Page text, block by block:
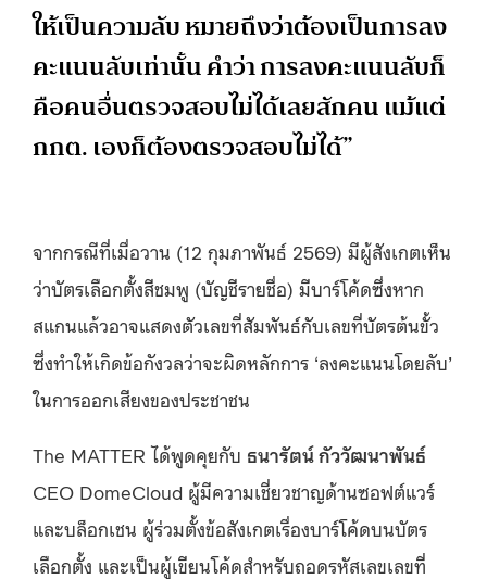
ให้เป็นความลับ หมายถึงว่าต้องเป็นการลง
คะแนนลับเท่านั้น คําว่า การลงคะแนนลับก็
คือคนอื่นตรวจสอบไม่ได้เลยสักคน แม้แต่
กกต. เองก็ต้องตรวจสอบไม่ได้”
จากกรณีที่เมื่อวาน (12 กุมภาพันธ์ 2569) มีผู้สังเกตเห็น
ว่าบัตรเลือกตั้งสีชมพู (บัญชีรายชื่อ) มีบาร์โค้ดซึ่งหาก
สแกนแล้วอาจแสดงตัวเลขที่สัมพันธ์กับเลขที่บัตรต้นขั้ว
ซึ่งทำให้เกิดข้อกังวลว่าจะผิดหลักการ ‘ลงคะแนนโดยลับ’
ในการออกเสียงของประชาชน
The MATTER ได้พูดคุยกับ ธนารัตน์ กัววัฒนาพันธ์
CEO DomeCloud ผู้มีความเชี่ยวชาญด้านซอฟต์แวร์
และบล็อกเชน ผู้ร่วมตั้งข้อสังเกตเรื่องบาร์โค้ดบนบัตร
เลือกตั้ง และเป็นผู้เขียนโค้ดสำหรับถอดรหัสเลขเลขที่